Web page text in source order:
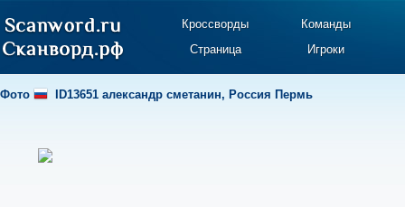
Кроссворды
Команды
Страница
Игроки
Фото ID13651 александр сметанин, Россия Пермь